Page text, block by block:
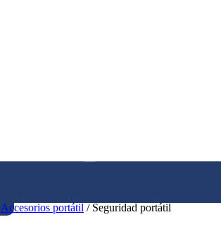
Accesorios portátil / Seguridad portátil